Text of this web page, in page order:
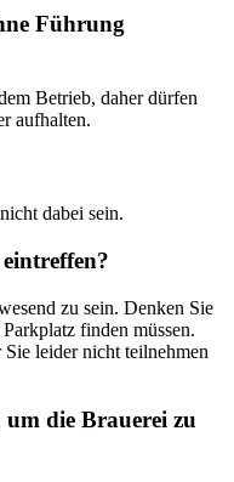
Führung
Betrieb, daher dürfen
aufhalten.
dabei sein.
zu sein. Denken Sie
finden müssen.
leider nicht teilnehmen
die Brauerei zu